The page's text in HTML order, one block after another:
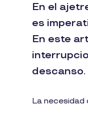
En el
es
En este
descanso.
La necesidad